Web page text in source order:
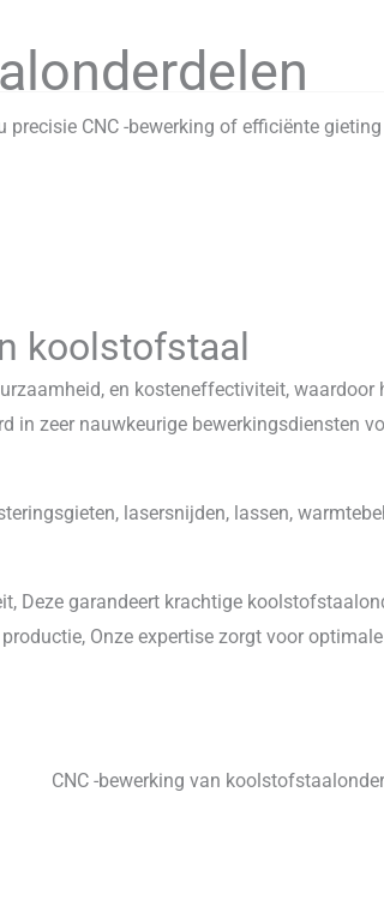
CNC -bewerking of efficiënte
koolstofstaal
en kosteneffectiviteit,
in zeer nauwkeurige
lasersnijden, lassen,
Deze garandeert krachtige
Onze expertise zorgt voor